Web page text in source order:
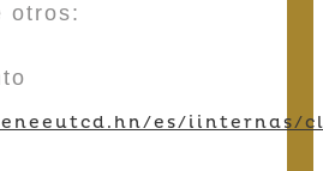
otros:
es/iinternas/